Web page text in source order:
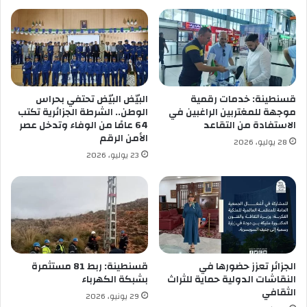
ة
ج
د
ي
د
ة
قسنطينة: خدمات رقمية
موجهة للمغتربين الراغبين في
الاستفادة من التقاعد
28 يوليو، 2026
البيّض البيّض تحتفي بحراس
الوطن.. الشرطة الجزائرية تكتب
64 عامًا من الوفاء وتدخل عصر
الأمن الرقم
23 يوليو، 2026
الجزائر تعزز حضورها في
النقاشات الدولية حماية للثراث
الثقافي
قسنطينة: ربط 81 مستثمرة
بشبكة الكهرباء
29 يونيو، 2026